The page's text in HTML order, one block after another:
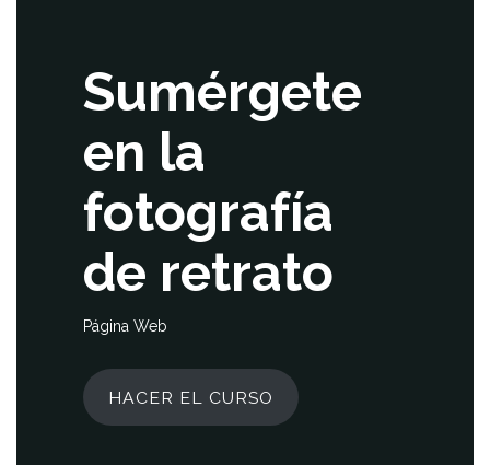
Sumérgete
en la
fotografía
de retrato
Página Web
HACER EL CURSO